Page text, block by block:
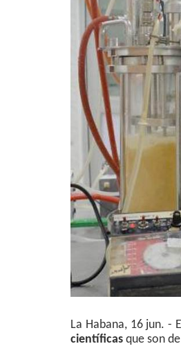
La Habana, 16 jun. - El
científicas que son